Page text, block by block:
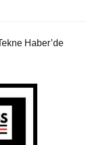
Haber’de